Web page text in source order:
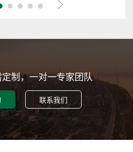
制，一对一专家团队
联系我们